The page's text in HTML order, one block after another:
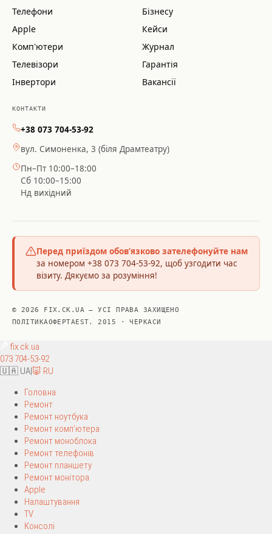
Телефони
Apple
Комп'ютери
Телевізори
Інвертори
Бізнесу
Кейси
Журнал
Гарантія
Вакансії
КОНТАКТИ
+38 073 704-53-92
вул. Симоненка, 3 (біля Драмтеатру)
Пн–Пт 10:00–18:00
Сб 10:00–15:00
Нд вихідний
Перед приїздом обов’язково зателефонуйте нам
за номером +38 073 704-53-92, щоб узгодити час
візиту. Дякуємо за розуміння!
© 2026 FIX.CK.UA — УСІ ПРАВА ЗАХИЩЕНО
ПОЛІТИКАОФЕРТАEST. 2015 · ЧЕРКАСИ
fix.ck.ua
073 704-53-92
🇺🇦 UA|🐷 RU
Головна
Ремонт
Ремонт ноутбука
Ремонт комп’ютера
Ремонт моноблока
Ремонт телефонів
Ремонт планшету
Ремонт монітора
Apple
Налаштування
TV
Консолі